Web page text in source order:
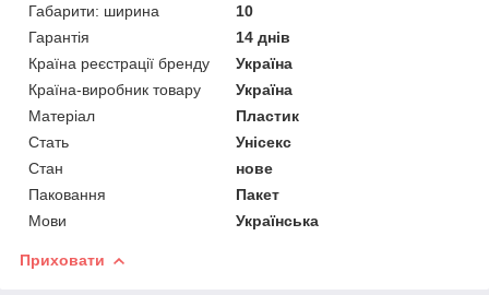
Габарити: ширина
10
Гарантія
14 днів
Країна реєстрації бренду
Україна
Країна-виробник товару
Україна
Матеріал
Пластик
Стать
Унісекс
Стан
нове
Паковання
Пакет
Мови
Українська
Приховати